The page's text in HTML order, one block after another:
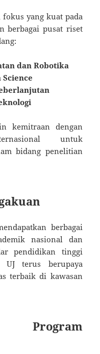
yang kuat pada
berbagai pusat riset
dan Robotika
kemitraan dengan
untuk
bidang penelitian
berbagai
nasional dan
pendidikan tinggi
terus berupaya
terbaik di kawasan
Program